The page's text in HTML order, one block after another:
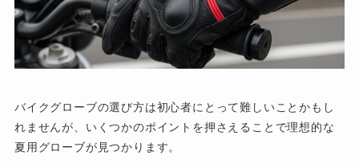
バイクグローブの選び方は初心者にとって難しいことかもし
れませんが、いくつかのポイントを押さえることで理想的な
夏用グローブが見つかります。